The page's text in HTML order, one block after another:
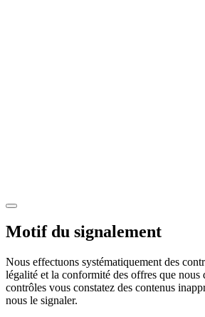
Motif du signalement
Nous effectuons systématiquement des
légalité et la conformité des offres que nous
contrôles vous constatez des contenus
nous le signaler.